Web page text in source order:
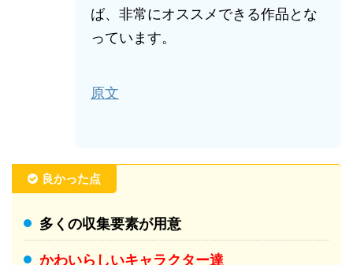
ば、非常にオススメできる作品とな
っています。
原文
良かった点
多くの収集要素が用意
かわいらしいキャラクター達